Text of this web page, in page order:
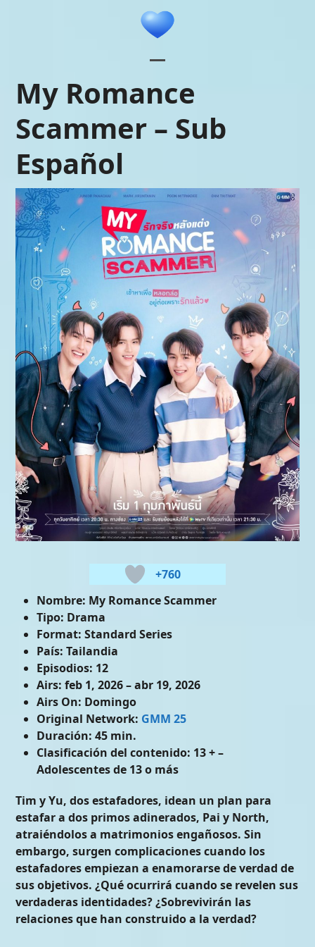
mobile
menu
mobile
menu
My Romance
Scammer – Sub
Español
+760
Nombre: My Romance Scammer
Tipo: Drama
Format: Standard Series
País: Tailandia
Episodios: 12
Airs: feb 1, 2026 – abr 19, 2026
Airs On: Domingo
Original Network: GMM 25
Duración: 45 min.
Clasificación del contenido: 13 + –
Adolescentes de 13 o más
Tim y Yu, dos estafadores, idean un plan para
estafar a dos primos adinerados, Pai y North,
atraiéndolos a matrimonios engañosos. Sin
embargo, surgen complicaciones cuando los
estafadores empiezan a enamorarse de verdad de
sus objetivos. ¿Qué ocurrirá cuando se revelen sus
verdaderas identidades? ¿Sobrevivirán las
relaciones que han construido a la verdad?